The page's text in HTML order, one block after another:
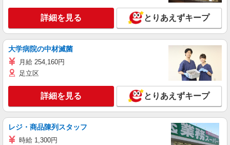
詳細を見る とりあえずキープ
大学病院の中材滅菌
月給 254,160円
足立区
詳細を見る とりあえずキープ
レジ・商品陳列スタッフ
時給 1,300円